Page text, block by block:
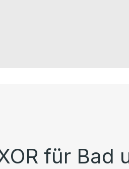
für Bad